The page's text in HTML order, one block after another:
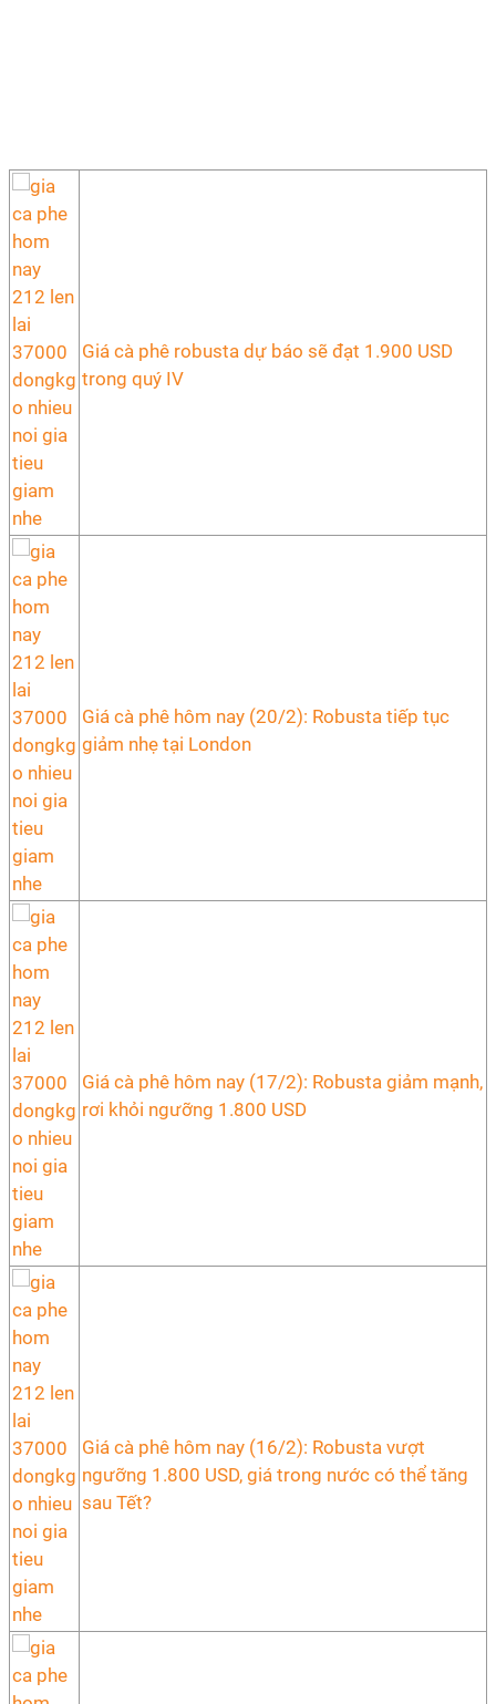
Giá cà phê robusta dự báo sẽ đạt 1.900 USD
trong quý IV
Giá cà phê hôm nay (20/2): Robusta tiếp tục
giảm nhẹ tại London
Giá cà phê hôm nay (17/2): Robusta giảm mạnh,
rơi khỏi ngưỡng 1.800 USD
Giá cà phê hôm nay (16/2): Robusta vượt
ngưỡng 1.800 USD, giá trong nước có thể tăng
sau Tết?